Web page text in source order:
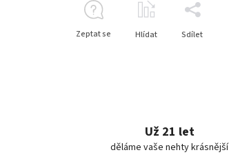
Zeptat se Hlídat Sdílet
Už 21 let
děláme vaše nehty krásnější